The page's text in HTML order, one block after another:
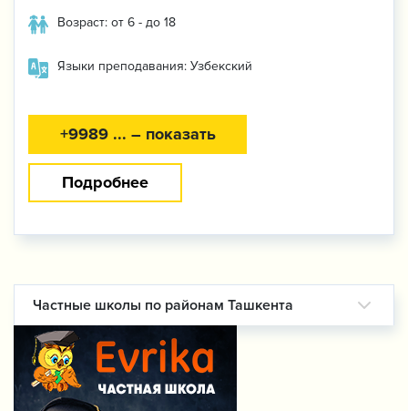
Возраст: от 6 - до 18
Языки преподавания: Узбекский
+9989 ... – показать
Подробнее
Частные школы по районам Ташкента